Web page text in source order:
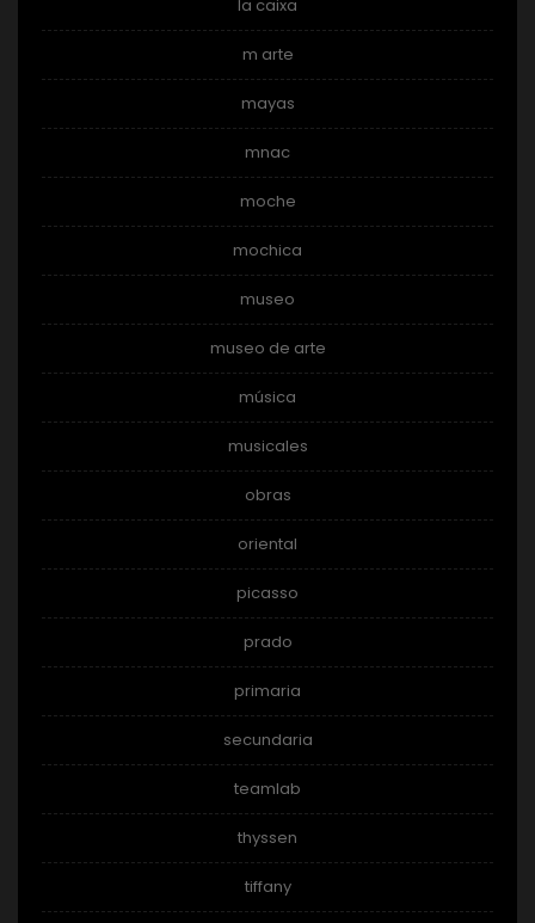
la caixa
m arte
mayas
mnac
moche
mochica
museo
museo de arte
música
musicales
obras
oriental
picasso
prado
primaria
secundaria
teamlab
thyssen
tiffany